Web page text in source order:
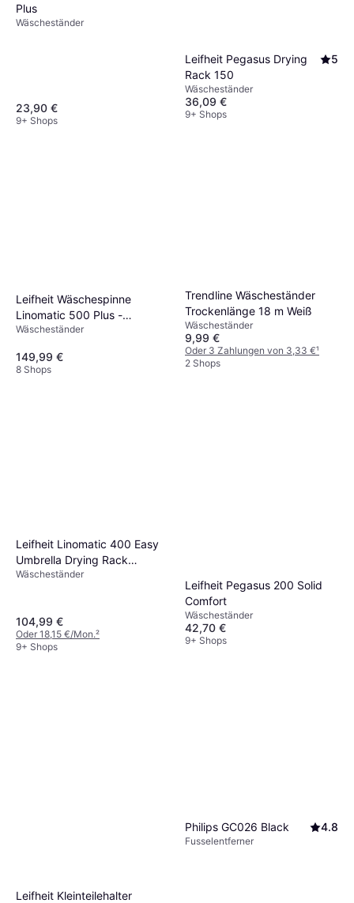
Plus
Wäscheständer
23,90 €
9+ Shops
Leifheit Pegasus Drying
Rack 150
5
Wäscheständer
36,09 €
9+ Shops
Leifheit Wäschespinne
Linomatic 500 Plus -
Anthrazit
Wäscheständer
149,99 €
8 Shops
Trendline Wäscheständer
Trockenlänge 18 m Weiß
Wäscheständer
9,99 €
Oder 3 Zahlungen von 3,33 €¹
2 Shops
Leifheit Linomatic 400 Easy
Umbrella Drying Rack
Aluminum
Wäscheständer
104,99 €
Oder 18,15 €/Mon.²
9+ Shops
Leifheit Pegasus 200 Solid
Comfort
Wäscheständer
42,70 €
9+ Shops
Leifheit Kleinteilehalter
Philips GC026 Black 4.8
Fusselentferner